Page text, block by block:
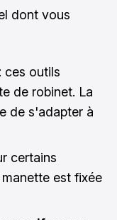
dont vous
: ces outils
de robinet. La
de s'adapter à
certains
est fixée